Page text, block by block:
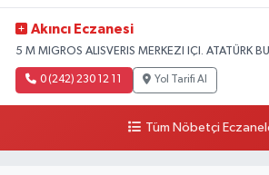
Akıncı Eczanesi
5 M MIGROS ALISVERIS MERKEZI IÇI. ATATÜRK
0 (242) 230 12 11 Yol Tarifi Al
Tüm Nöbetçi